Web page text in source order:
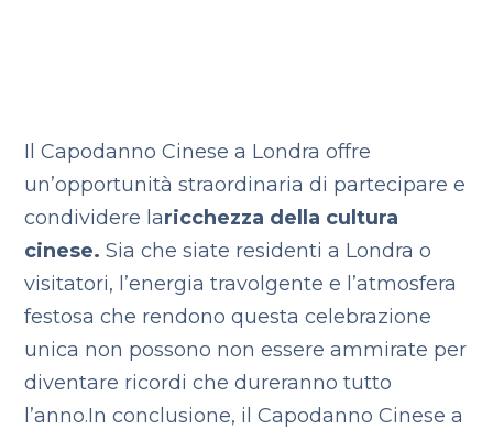
Il Capodanno Cinese a Londra offre
un’opportunità straordinaria di partecipare e
condividere laricchezza della cultura
cinese.Sia che siate residenti a Londra o
visitatori, l’energia travolgente e l’atmosfera
festosa che rendono questa celebrazione
unica non possono non essere ammirate per
diventare ricordi che dureranno tutto
l’anno.In conclusione, il Capodanno Cinese a